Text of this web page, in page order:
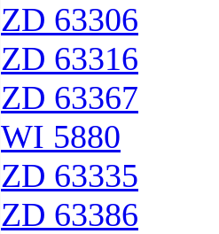
ZD 63306
ZD 63316
ZD 63367
WI 5880
ZD 63335
ZD 63386